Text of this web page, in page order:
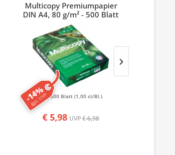
-14%
ggü. UVP
Multicopy Premiumpapier
DIN A4, 80 g/m² - 500 Blatt
€ 5,98 UVP€ 6,98
500 Blatt (1,00 ct/Bl.)